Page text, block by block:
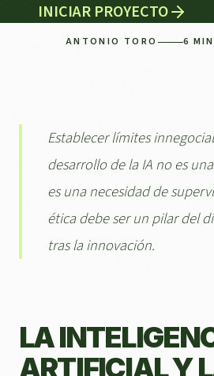
INICIAR PROYECTO
ANTONIO TORO 6
Establecer límites
desarrollo de la IA no es
es una necesidad de
ética debe ser un pilar del
tras la innovación.
LA
ARTIFICIAL Y